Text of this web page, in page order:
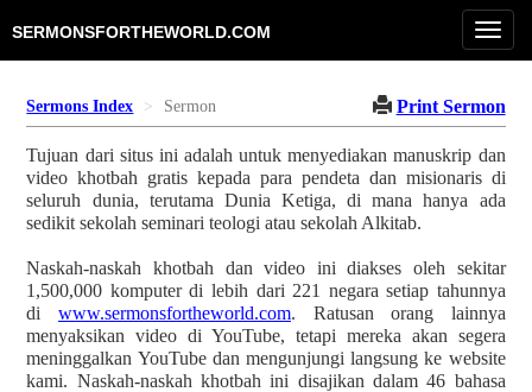
SERMONSFORTHEWORLD.COM
Sermons Index Sermon Print Sermon
Tujuan dari situs ini adalah untuk menyediakan manuskrip dan
video khotbah gratis kepada para pendeta dan misionaris di
seluruh dunia, terutama Dunia Ketiga, di mana hanya ada
sedikit sekolah seminari teologi atau sekolah Alkitab.
Naskah-naskah khotbah dan video ini diakses oleh sekitar
1,500,000 komputer di lebih dari 221 negara setiap tahunnya
di www.sermonsfortheworld.com. Ratusan orang lainnya
menyaksikan video di YouTube, tetapi mereka akan segera
meninggalkan YouTube dan mengunjungi langsung ke website
kami. Naskah-naskah khotbah ini disajikan dalam 46 bahasa